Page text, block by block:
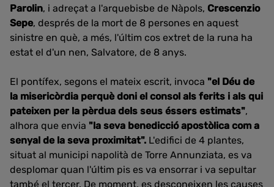
Parolin, i adreçat a l'arquebisbe de Nàpols, Crescenzio
Sepe, després de la mort de 8 persones en aquest
sinistre en què, a més, l'últim cos extret de la runa ha
estat el d'un nen, Salvatore, de 8 anys.
El pontífex, segons el mateix escrit, invoca "el Déu de
la misericòrdia perquè doni el consol als ferits i als qui
pateixen per la pèrdua dels seus éssers estimats",
alhora que envia "la seva benedicció apostòlica com a
senyal de la seva proximitat". L'edifici de 4 plantes,
situat al municipi napolità de Torre Annunziata, es va
desplomar quan l'últim pis es va ensorrar i va sepultar
també el tercer. De moment, es desconeixen les causes